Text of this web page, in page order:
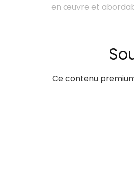
en œuvre et
Ce contenu